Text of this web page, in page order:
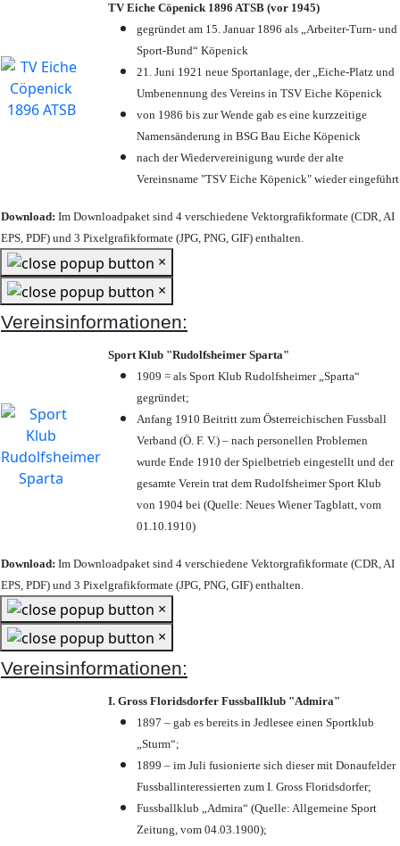
TV Eiche Cöpenick 1896 ATSB (vor 1945)
gegründet am 15. Januar 1896 als „Arbeiter-Turn- und
Sport-Bund“ Köpenick
21. Juni 1921 neue Sportanlage, der „Eiche-Platz und
Umbenennung des Vereins in TSV Eiche Köpenick
von 1986 bis zur Wende gab es eine kurzzeitige
Namensänderung in BSG Bau Eiche Köpenick
nach der Wiedervereinigung wurde der alte
Vereinsname "TSV Eiche Köpenick" wieder eingeführt
Download: Im Downloadpaket sind 4 verschiedene Vektorgrafikformate (CDR, AI
EPS, PDF) und 3 Pixelgrafikformate (JPG, PNG, GIF) enthalten.
×
×
Vereinsinformationen:
Sport Klub "Rudolfsheimer Sparta"
1909 = als Sport Klub Rudolfsheimer „Sparta“
gegründet;
Anfang 1910 Beitritt zum Österreichischen Fussball
Verband (Ö. F. V.) – nach personellen Problemen
wurde Ende 1910 der Spielbetrieb eingestellt und der
gesamte Verein trat dem Rudolfsheimer Sport Klub
von 1904 bei (Quelle: Neues Wiener Tagblatt, vom
01.10.1910)
Download: Im Downloadpaket sind 4 verschiedene Vektorgrafikformate (CDR, AI
EPS, PDF) und 3 Pixelgrafikformate (JPG, PNG, GIF) enthalten.
×
×
Vereinsinformationen:
I. Gross Floridsdorfer Fussballklub "Admira"
1897 – gab es bereits in Jedlesee einen Sportklub
„Sturm“;
1899 – im Juli fusionierte sich dieser mit Donaufelder
Fussballinteressierten zum I. Gross Floridsdorfer;
Fussballklub „Admira“ (Quelle: Allgemeine Sport
Zeitung, vom 04.03.1900);